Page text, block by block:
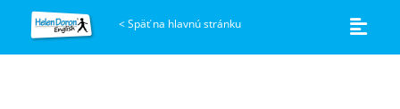
<Späť na hlavnú stránku